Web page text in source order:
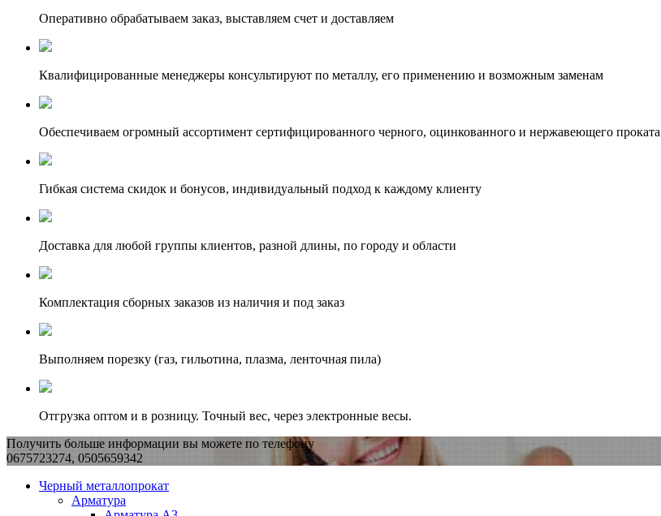
Оперативно обрабатываем заказ, выставляем счет и доставляем
Квалифицированные менеджеры консультируют по металлу, его применению и возможным заменам
Обеспечиваем огромный ассортимент сертифицированного черного, оцинкованного и нержавеющего проката
Гибкая система скидок и бонусов, индивидуальный подход к каждому клиенту
Доставка для любой группы клиентов, разной длины, по городу и области
Комплектация сборных заказов из наличия и под заказ
Выполняем порезку (газ, гильотина, плазма, ленточная пила)
Отгрузка оптом и в розницу. Точный вес, через электронные весы.
Получить больше информации вы можете по телефону
0675723274, 0505659342
Черный металлопрокат
Арматура